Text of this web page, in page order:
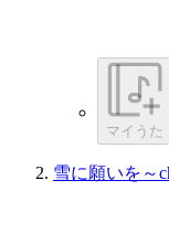
マイうた
雪に願いを～